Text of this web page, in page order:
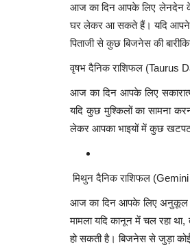
आज का दिन आपके लिए लेनदेन के
घर लेकर आ सकते हैं। यदि आपने
पिताजी से कुछ बिजनेस की
वृषभ दैनिक राशिफल (Taurus
आज का दिन आपके लिए
यदि कुछ मुश्किलों का सामना
लेकर आपका भाइयों में कुछ खटपट
मिथुन दैनिक राशिफल
आज का दिन आपके लिए अनुकूल
मामला यदि कानून में चल रहा
हो सकती है। बिजनेस से जुड़ा कोई